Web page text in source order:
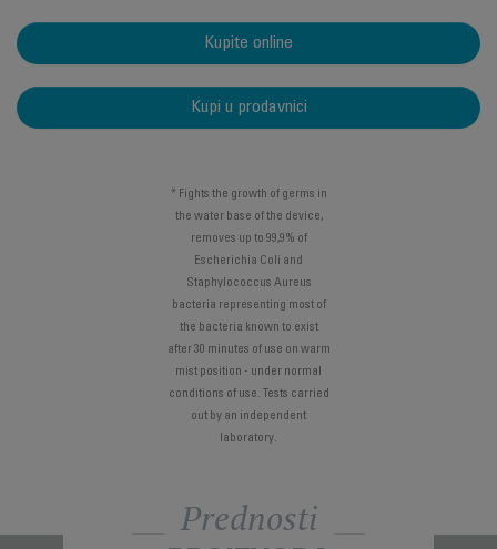
Kupite online
Kupi u prodavnici
* Fights the growth of germs in
the water base of the device,
removes up to 99,9% of
Escherichia Coli and
Staphylococcus Aureus
bacteria representing most of
the bacteria known to exist
after 30 minutes of use on warm
mist position - under normal
conditions of use. Tests carried
out by an independent
laboratory.
Prednosti